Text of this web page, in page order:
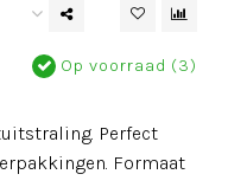
Op voorraad (3)
Perfect
Formaat